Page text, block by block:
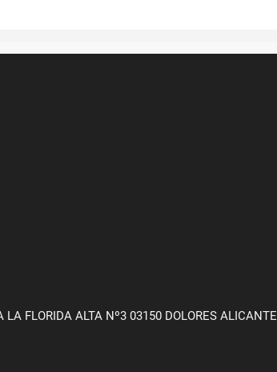
LA FLORIDA ALTA Nº3 03150 DOLORES ALICANTE